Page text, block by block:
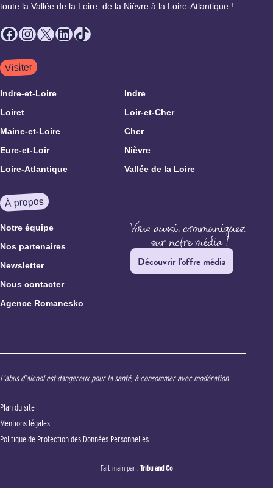
toute la Vallée de la Loire, de la Nièvre à la Loire-Atlantique !
Facebook
Instagram
X LinkedIn
TikTok
Visiter
Indre-et-Loire
Indre
Loiret
Loir-et-Cher
Maine-et-Loire
Cher
Eure-et-Loir
Nièvre
Loire-Atlantique
Vallée de la Loire
À propos
Notre équipe
Nos partenaires
Newsletter
Nous contacter
Agence Romanesko
Découvrir l'offre média
L’abus d’alcool est dangereux pour la santé, à consommer avec modération
Plan du site
Mentions légales
Politique de Protection des Données Personnelles
Fait main par : Tribu and Co